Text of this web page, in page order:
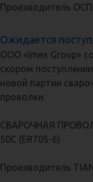
Производитель
Ожидается
ООО «Imex Group»
скором
новой партии
проволки:
СВАРОЧНАЯ
50C (ER70S-6)
Производитель